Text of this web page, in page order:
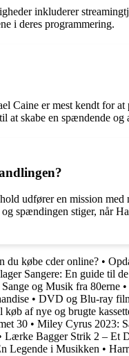
inkluderer
i deres programmering.
Caine er mest kendt for
skabe en spændende og
udfører en mission
spændingen stiger, når
du købe cder online? •
Sangere: En guide til
og Musik fra 80erne •
• DVD og Blu-ray
køb af nye og brugte
30 • Miley Cyrus 2023:
Lærke Bagger Strik 2 – Et
Legende i Musikken •